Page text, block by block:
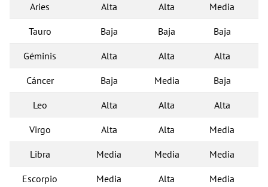
Aries Alta Alta Media
Tauro Baja Baja Baja
Géminis Alta Alta Alta
Cáncer Baja Media Baja
Leo Alta Alta Alta
Virgo Alta Alta Media
Libra Media Media Media
Escorpio Media Alta Media